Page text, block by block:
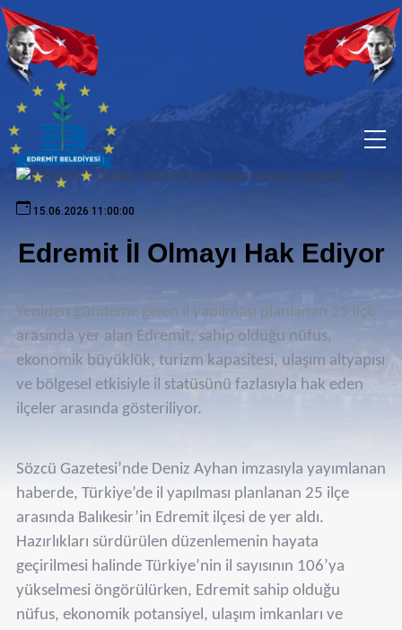
15.06.2026 11:00:00
Edremit İl Olmayı Hak Ediyor
Yeniden gündeme gelen il yapılması planlanan 25 ilçe
arasında yer alan Edremit, sahip olduğu nüfus,
ekonomik büyüklük, turizm kapasitesi, ulaşım altyapısı
ve bölgesel etkisiyle il statüsünü fazlasıyla hak eden
ilçeler arasında gösteriliyor.
Sözcü Gazetesi’nde Deniz Ayhan imzasıyla yayımlanan
haberde, Türkiye’de il yapılması planlanan 25 ilçe
arasında Balıkesir’in Edremit ilçesi de yer aldı.
Hazırlıkları sürdürülen düzenlemenin hayata
geçirilmesi halinde Türkiye’nin il sayısının 106’ya
yükselmesi öngörülürken, Edremit sahip olduğu
nüfus, ekonomik potansiyel, ulaşım imkanları ve